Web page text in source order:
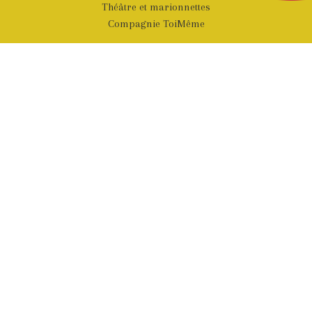
Théâtre et marionnettes
Compagnie ToiMême